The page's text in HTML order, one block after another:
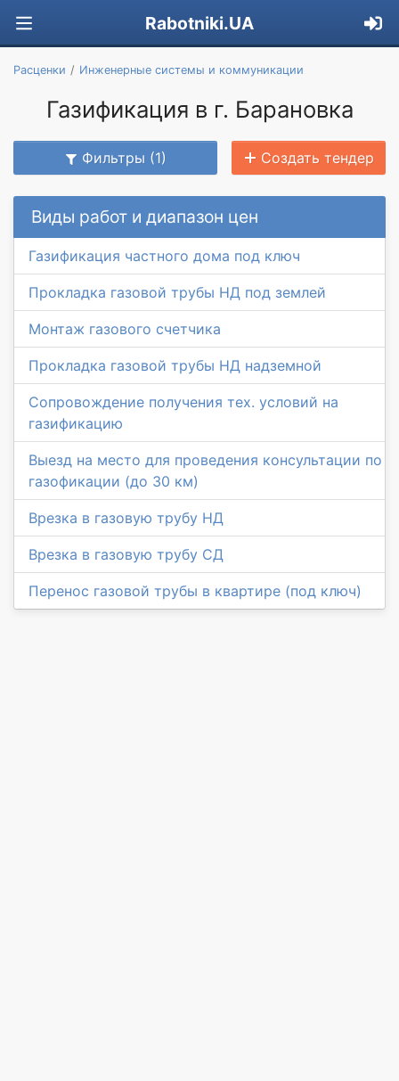
Rabotniki.UA
Расценки Инженерные системы и коммуникации
Газификация в г. Барановка
Фильтры (1) Создать тендер
Виды работ и диапазон цен
Газификация частного дома под ключ
Прокладка газовой трубы НД под землей
Монтаж газового счетчика
Прокладка газовой трубы НД надземной
Сопровождение получения тех. условий на
газификацию
Выезд на место для проведения консультации по
газофикации (до 30 км)
Врезка в газовую трубу НД
Врезка в газовую трубу СД
Перенос газовой трубы в квартире (под ключ)